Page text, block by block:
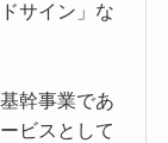
サイン」な
幹事業であ
ビスとして